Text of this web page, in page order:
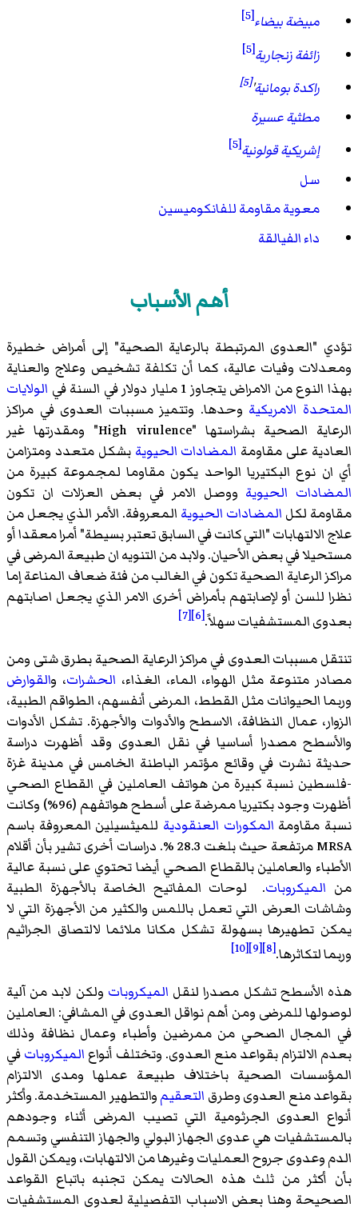
مبيضة بيضاء[5]
زائفة زنجارية[5]
راكدة بومانية'
[5]
مطثية عسيرة
إشريكية قولونية[5]
سل
معوية مقاومة للفانكوميسين
داء الفيالقة
أهم الأسباب
تؤدي "العدوى المرتبطة بالرعاية الصحية" إلى أمراض خطيرة
ومعدلات وفيات عالية، كما أن تكلفة تشخيص وعلاج والعناية
بهذا النوع من الامراض يتجاوز 1 مليار دولار في السنة في
الولايات
المتحدة الامريكية وحدها. وتتميز مسببات العدوى في مراكز
الرعاية الصحية بشراستها "High virulence" ومقدرتها غير
العادية على مقاومة المضادات الحيوية بشكل متعدد ومتزامن
أي ان نوع البكتيريا الواحد يكون مقاوما لمجموعة كبيرة من
المضادات الحيوية ووصل الامر في بعض العزلات ان تكون
مقاومة لكل المضادات الحيوية المعروفة. الأمر الذي يجعل من
علاج الالتهابات "التي كانت في السابق تعتبر بسيطة" أمرا معقدا أو
مستحيلا في بعض الأحيان. ولابد من التنويه ان طبيعة المرضى في
مراكز الرعاية الصحية تكون في الغالب من فئة ضعاف المناعة إما
نظرا للسن أو لإصابتهم بأمراض أخرى الامر الذي يجعل اصابتهم
بعدوى المستشفيات سهلاً.[6]
[7]
تنتقل مسببات العدوى في مراكز الرعاية الصحية بطرق شتى ومن
مصادر متنوعة مثل الهواء، الماء، الغذاء، الحشرات، والقوارض
وربما الحيوانات مثل القطط، المرضى أنفسهم، الطواقم الطبية،
الزوار، عمال النظافة، الاسطح والأدوات والأجهزة. تشكل الأدوات
والأسطح مصدرا أساسيا في نقل العدوى وقد أظهرت دراسة
حديثة نشرت في وقائع مؤتمر الباطنة الخامس في مدينة غزة
-فلسطين نسبة كبيرة من هواتف العاملين في القطاع الصحي
أظهرت وجود بكتيريا ممرضة على أسطح هواتفهم (96%) وكانت
نسبة مقاومة المكورات العنقودية للميثسيلين المعروفة باسم
MRSA مرتفعة حيث بلغت 28.3 %. دراسات أخرى تشير بأن أقلام
الأطباء والعاملين بالقطاع الصحي أيضا تحتوي على نسبة عالية
من الميكروبات. لوحات المفاتيح الخاصة بالأجهزة الطبية
وشاشات العرض التي تعمل باللمس والكثير من الأجهزة التي لا
يمكن تطهيرها بسهولة تشكل مكانا ملائما لالتصاق الجراثيم
وربما لتكاثرها.[8]
[9]
[10]
هذه الأسطح تشكل مصدرا لنقل الميكروبات ولكن لابد من آلية
لوصولها للمرضى ومن أهم نواقل العدوى في المشافي: العاملين
في المجال الصحي من ممرضين وأطباء وعمال نظافة وذلك
بعدم الالتزام بقواعد منع العدوى. وتختلف أنواع الميكروباتفي
المؤسسات الصحية باختلاف طبيعة عملها ومدى الالتزام
بقواعد منع العدوى وطرق التعقيموالتطهير المستخدمة. وأكثر
أنواع العدوى الجرثومية التي تصيب المرضى أثناء وجودهم
بالمستشفيات هي عدوى الجهاز البولي والجهاز التنفسي وتسمم
الدم وعدوى جروح العمليات وغيرها من الالتهابات، ويمكن القول
بأن أكثر من ثلث هذه الحالات يمكن تجنبه باتباع القواعد
الصحيحة وهنا بعض الاسباب التفصيلية لعدوى المستشفيات